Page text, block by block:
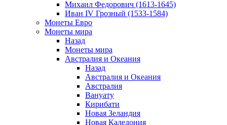
Михаил Федорович (1613-1645)
Иван IV Грозный (1533-1584)
Монеты Евро
Монеты мира
Назад
Монеты мира
Австралия и Океания
Назад
Австралия и Океания
Австралия
Вануату
Кирибати
Новая Зеландия
Новая Каледония